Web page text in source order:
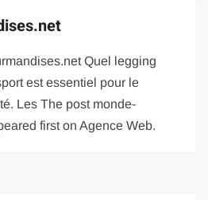
Quel legging
est essentiel pour le
Les The post monde-
first on Agence Web.